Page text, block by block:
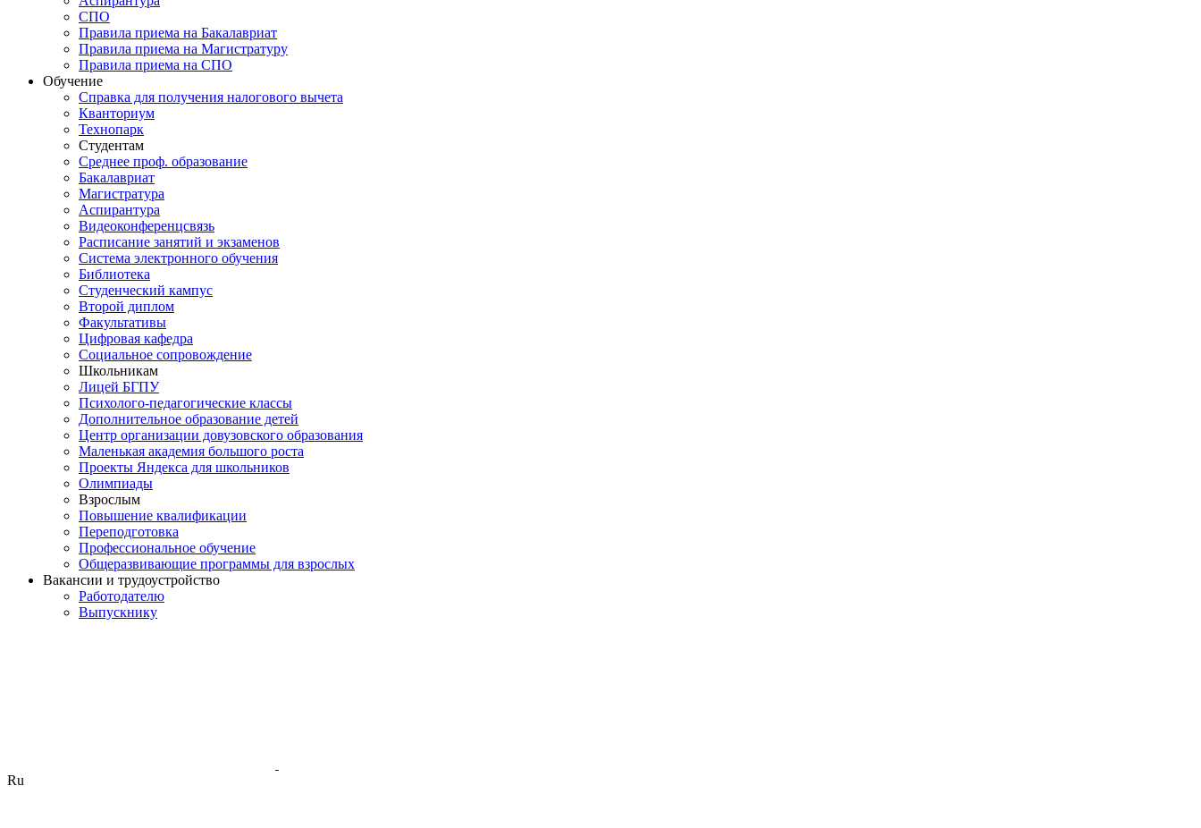
СПО
Правила приема на Бакалавриат
Правила приема на Магистратуру
Правила приема на СПО
Обучение
Справка для получения налогового вычета
Кванториум
Технопарк
Студентам
Cреднее проф. образование
Бакалавриат
Магистратура
Аспирантура
Видеоконференцсвязь
Расписание занятий и экзаменов
Система электронного обучения
Библиотека
Студенческий кампус
Второй диплом
Факультативы
Цифровая кафедра
Социальное сопровождение
Школьникам
Лицей БГПУ
Психолого-педагогические классы
Дополнительное образование детей
Центр организации довузовского образования
Маленькая академия большого роста
Проекты Яндекса для школьников
Олимпиады
Взрослым
Повышение квалификации
Переподготовка
Профессиональное обучение
Общеразвивающие программы для взрослых
Вакансии и трудоустройство
Работодателю
Выпускнику
Ru